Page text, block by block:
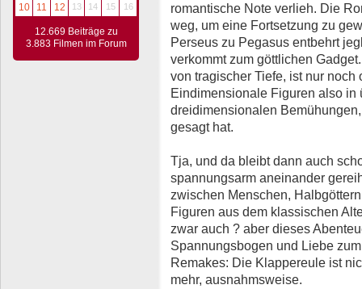
10
11 12 13 14 15 16
12.669 Beiträge zu
3.883 Filmen im Forum
romantische Note verlieh. Die
weg, um eine Fortsetzung zu
Perseus zu Pegasus entbehrt
verkommt zum göttlichen
von tragischer Tiefe, ist nur
Eindimensionale Figuren also
dreidimensionalen
gesagt hat.
Tja, und da bleibt dann auch
spannungsarm aneinander
zwischen Menschen,
Figuren aus dem klassischen
zwar auch ? aber dieses
Spannungsbogen und Liebe
Remakes: Die Klappereule ist
mehr, ausnahmsweise.